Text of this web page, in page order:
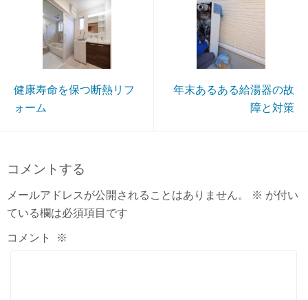
健康寿命を保つ断熱リフ
ォーム
年末あるある給湯器の故
障と対策
コメントする
メールアドレスが公開されることはありません。 ※ が付い
ている欄は必須項目です
コメント ※